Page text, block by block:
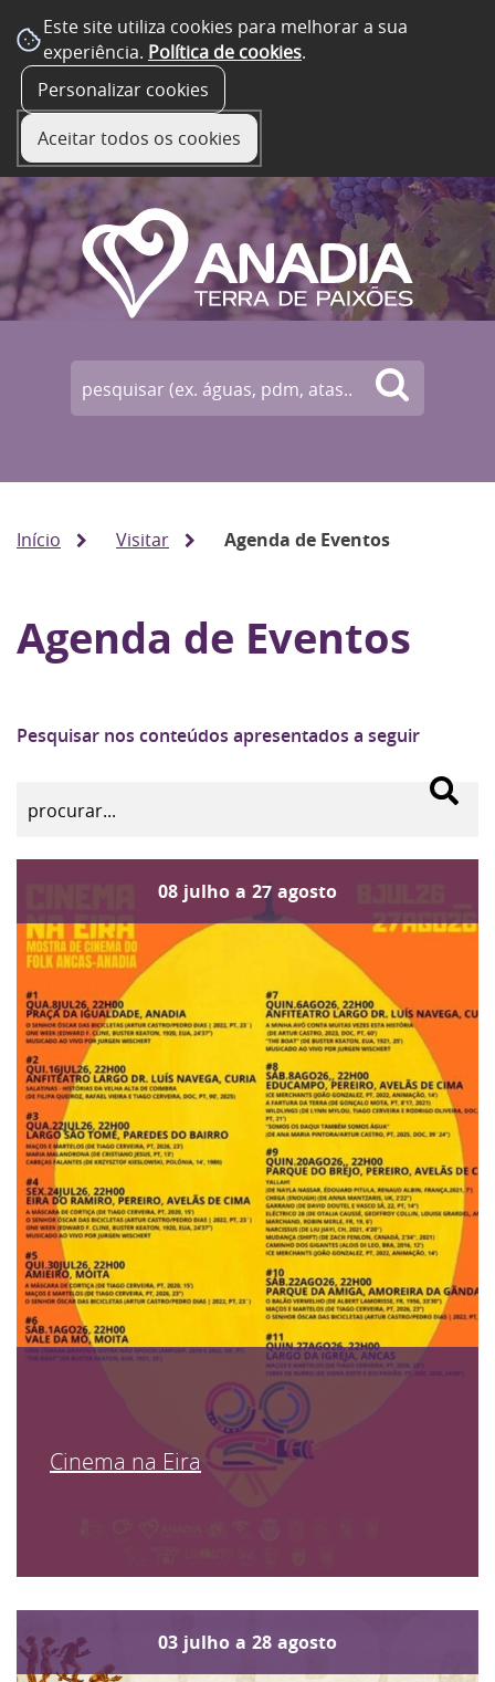
Este site utiliza cookies para melhorar a sua
experiência. Política de cookies.
Personalizar cookies
Aceitar todos os cookies
Início Visitar Agenda de Eventos
Agenda de Eventos
Pesquisar nos conteúdos apresentados a seguir
08 julho a 27 agosto
Cinema na Eira
03 julho a 28 agosto